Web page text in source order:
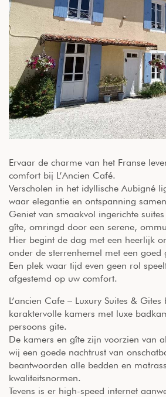
Ervaar de charme van het Franse
comfort bij L’Ancien Café.
Verscholen in het idyllische Aubigné
waar elegantie en ontspanning
Geniet van smaakvol ingerichte
gîte, omringd door een serene,
Hier begint de dag met een heerlijk
onder de sterrenhemel met een goed
Een plek waar tijd even geen rol
afgestemd op uw comfort.
L’ancien Cafe – Luxury Suites & Gites
karaktervolle kamers met luxe
persoons gite.
De kamers en gîte zijn voorzien van
wij een goede nachtrust van
beantwoorden alle bedden en
kwaliteitsnormen.
Tevens is er high-speed internet